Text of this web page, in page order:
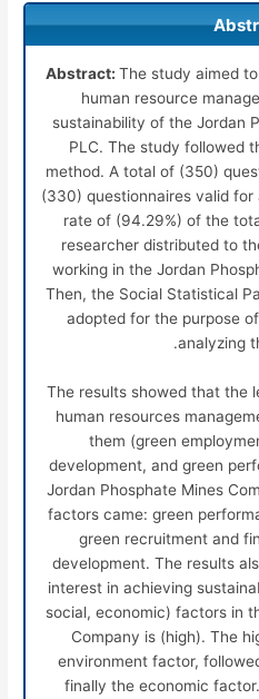
Abstract: The study aimed
human resource
sustainability of the Jordan
PLC. The study followed
method. A total of (350)
(330) questionnaires valid
rate of (94.29%) of the
researcher distributed to
working in the Jordan
Then, the Social Statistical
adopted for the purpose
analyzing
The results showed that the
human resources
them (green
development, and green
Jordan Phosphate Mines
factors came: green
green recruitment and
development. The results
interest in achieving
social, economic) factors in
Company is (high). The
environment factor,
finally the economic